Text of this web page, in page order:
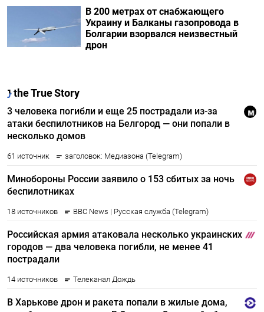
В 200 метрах от снабжающего
Украину и Балканы газопровода в
Болгарии взорвался неизвестный
дрон